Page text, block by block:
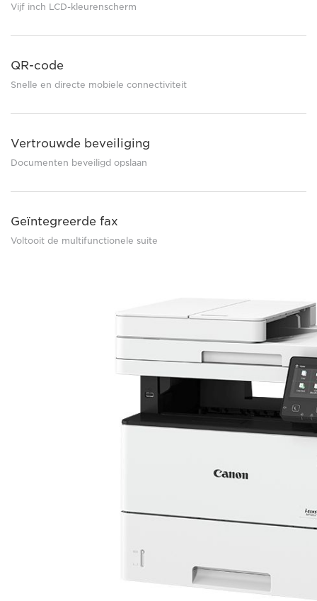
Vijf inch LCD-kleurenscherm
QR-code
Snelle en directe mobiele connectiviteit
Vertrouwde beveiliging
Documenten beveiligd opslaan
Geïntegreerde fax
Voltooit de multifunctionele suite